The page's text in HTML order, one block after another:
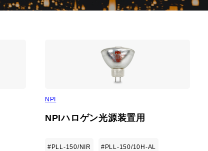
NPI
NPIハロゲン光源装置用
#PLL-150/NIR #PLL-150/10H-AL